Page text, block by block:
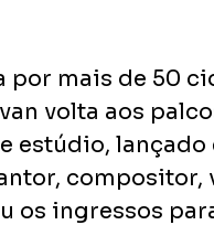
por mais de 50
volta aos
estúdio,
os ingressos